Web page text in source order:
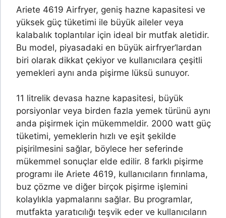
Ariete 4619 Airfryer, geniş hazne kapasitesi ve
yüksek güç tüketimi ile büyük aileler veya
kalabalık toplantılar için ideal bir mutfak aletidir.
Bu model, piyasadaki en büyük airfryer’lardan
biri olarak dikkat çekiyor ve kullanıcılara çeşitli
yemekleri aynı anda pişirme lüksü sunuyor.
11 litrelik devasa hazne kapasitesi, büyük
porsiyonlar veya birden fazla yemek türünü aynı
anda pişirmek için mükemmeldir. 2000 watt güç
tüketimi, yemeklerin hızlı ve eşit şekilde
pişirilmesini sağlar, böylece her seferinde
mükemmel sonuçlar elde edilir. 8 farklı pişirme
programı ile Ariete 4619, kullanıcıların fırınlama,
buz çözme ve diğer birçok pişirme işlemini
kolaylıkla yapmalarını sağlar. Bu programlar,
mutfakta yaratıcılığı teşvik eder ve kullanıcıların